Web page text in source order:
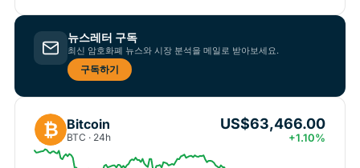
뉴스레터 구독
최신 암호화폐 뉴스와 시장 분석을 메일로 받아보세요.
구독하기
₿ Bitcoin
BTC · 24h
US$63,466.00
+1.10%